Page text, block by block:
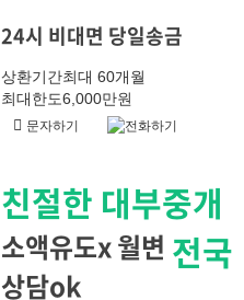
24시 비대면 당일송금
상환기간최대 60개월
최대한도6,000만원
문자하기 전화하기
친절한 대부중개
전국
소액유도x 월변
상담ok